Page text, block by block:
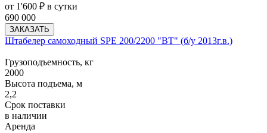
от 1'600 ₽ в сутки
690 000
ЗАКАЗАТЬ
Штабелер самоходный SPE 200/2200 "BT" (б/у 2013г.в.)
Грузоподъемность, кг
2000
Высота подъема, м
2,2
Срок поставки
в наличии
Аренда